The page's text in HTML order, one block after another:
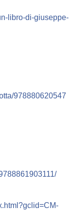
libro-di-giuseppe-
978880620547
CM-